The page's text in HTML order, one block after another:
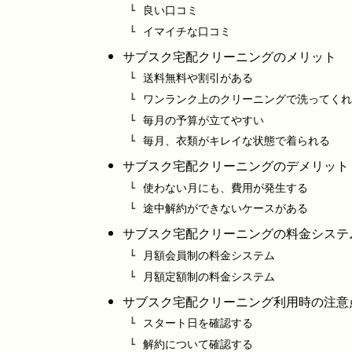
良い口コミ
イマイチな口コミ
サブスク宅配クリーニングのメリット
送料無料や割引がある
ワンランク上のクリーニングで洗ってく
毎月の予算が立てやすい
毎月、衣類がキレイな状態で着られる
サブスク宅配クリーニングのデメリット
使わない月にも、費用が発生する
途中解約ができないケースがある
サブスク宅配クリーニングの料金システ
月額会員制の料金システム
月額定額制の料金システム
サブスク宅配クリーニング利用時の注意
スタート日を確認する
解約について確認する